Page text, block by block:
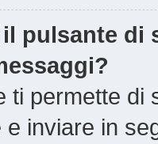
il pulsante
ti permette di
e inviare in